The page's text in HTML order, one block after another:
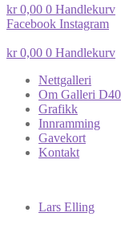
kr0,00 0 Handlekurv
Facebook Instagram
kr0,00 0 Handlekurv
Nettgalleri
Om Galleri D40
Grafikk
Innramming
Gavekort
Kontakt
Lars Elling